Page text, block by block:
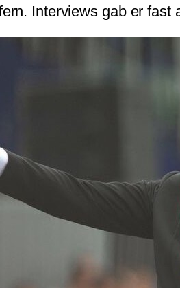
Interviews gab er